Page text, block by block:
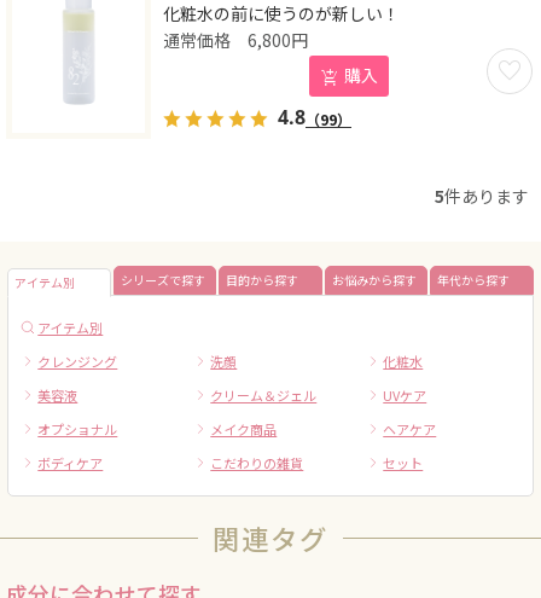
化粧水の前に使うのが新しい！
お気
6,800円
購入
4.8 （99）
5件あります
アイテム別 シリーズで探す 目的から探す お悩みから探す 年代から探す
アイテム別
クレンジング
洗顔
化粧水
美容液
クリーム＆ジェル
UVケア
オプショナル
メイク商品
ヘアケア
ボディケア
こだわりの雑貨 セット
関連タグ